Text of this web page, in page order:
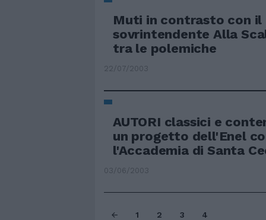
Muti in contrasto con il
sovrintendente Alla
tra le polemiche
22/07/2003
AUTORI classici e
un progetto dell'Enel
l'Accademia di Santa
03/06/2003
1 2 3 4